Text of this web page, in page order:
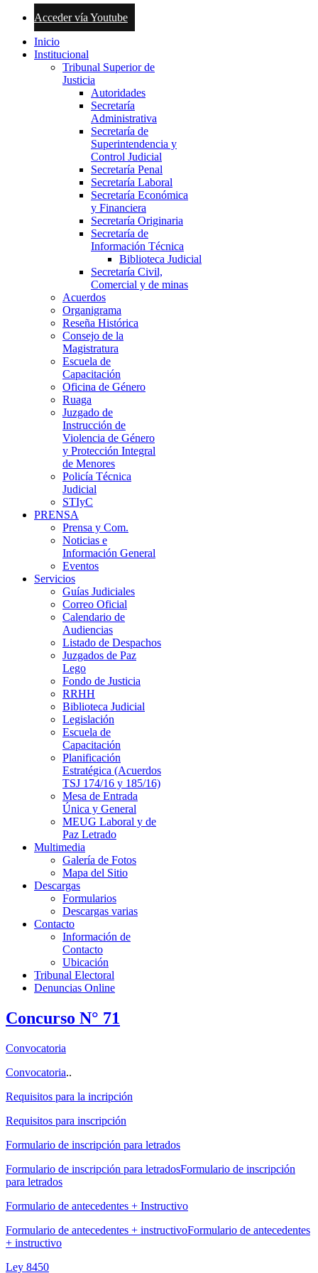
Acceder vía Youtube
Inicio
Institucional
Tribunal Superior de
Justicia
Autoridades
Secretaría
Administrativa
Secretaría de
Superintendencia y
Control Judicial
Secretaría Penal
Secretaría Laboral
Secretaría Económica
y Financiera
Secretaría Originaria
Secretaría de
Información Técnica
Biblioteca Judicial
Secretaría Civil,
Comercial y de minas
Acuerdos
Organigrama
Reseña Histórica
Consejo de la
Magistratura
Escuela de
Capacitación
Oficina de Género
Ruaga
Juzgado de
Instrucción de
Violencia de Género
y Protección Integral
de Menores
Policía Técnica
Judicial
STIyC
PRENSA
Prensa y Com.
Noticias e
Información General
Eventos
Servicios
Guías Judiciales
Correo Oficial
Calendario de
Audiencias
Listado de Despachos
Juzgados de Paz
Lego
Fondo de Justicia
RRHH
Biblioteca Judicial
Legislación
Escuela de
Capacitación
Planificación
Estratégica (Acuerdos
TSJ 174/16 y 185/16)
Mesa de Entrada
Única y General
MEUG Laboral y de
Paz Letrado
Multimedia
Galería de Fotos
Mapa del Sitio
Descargas
Formularios
Descargas varias
Contacto
Información de
Contacto
Ubicación
Tribunal Electoral
Denuncias Online
Concurso N° 71
Convocatoria
Convocatoria..
Requisitos para la incripción
Requisitos para inscripción
Formulario de inscripción para letrados
Formulario de inscripción para letradosFormulario de inscripción
para letrados
Formulario de antecedentes + Instructivo
Formulario de antecedentes + instructivoFormulario de antecedentes
+ instructivo
Ley 8450